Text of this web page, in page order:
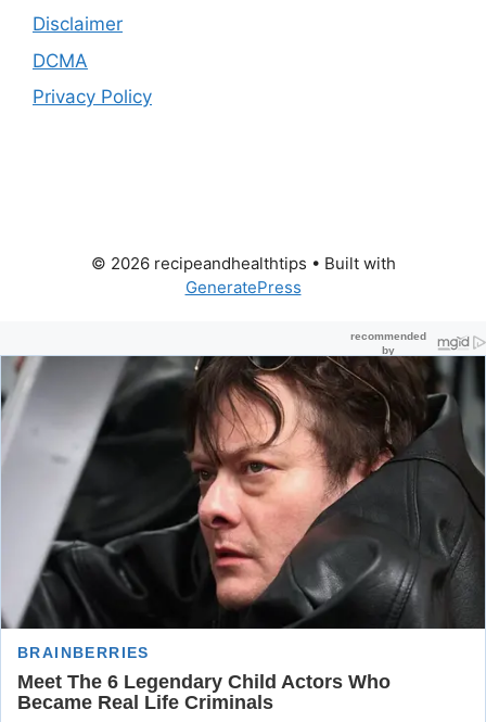
Disclaimer
DCMA
Privacy Policy
© 2026 recipeandhealthtips • Built with
GeneratePress